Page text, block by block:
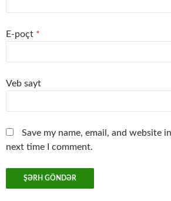
E-poçt *
Veb sayt
Save my name, email, and website
next time I comment.